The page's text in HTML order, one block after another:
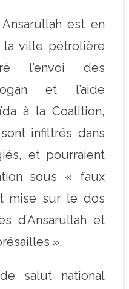
est en
la ville pétrolière
l’envoi des
et l’aide
à la Coalition,
infiltrés dans
et pourraient
sous « faux
mise sur le dos
d’Ansarullah et
».
salut national